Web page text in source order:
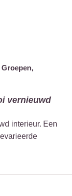
Groepen,
vernieuwd
interieur. Een